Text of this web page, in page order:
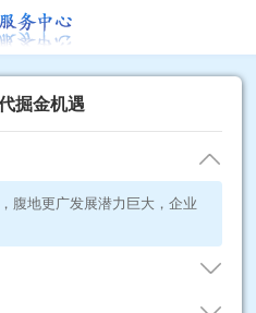
掘金机遇
腹地更广发展潜力巨大，企业